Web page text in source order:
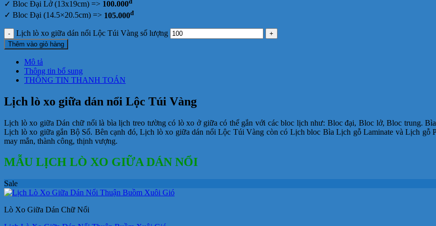
✓ Bloc Đại Lở (13x19cm) => 100.000
✓ Bloc Đại (14.5×20.5cm) => 105.000đ
Lịch lò xo giữa dán nổi Lộc Túi Vàng số lượng
Thêm vào giỏ hàng
Mô tả
Thông tin bổ sung
THÔNG TIN THANH TOÁN
Lịch lò xo giữa dán nổi Lộc Túi Vàng
Lịch lò xo giữa Dán chữ nổi là bìa lịch treo tường có lò xo ở giữa có thể gắn với các bloc lịch như: Bloc đại, Bloc lở, Bloc trung.
Lịch lò xo giữa gắn Bộ Số. Bên cạnh đó, Lịch lò xo giữa dán nổi Lộc Túi Vàng còn có Lịch bloc Bìa Lịch gỗ Laminate và Lịch gỗ
may mắn, thành công, thịnh vượng.
MẪU LỊCH LÒ XO GIỮA DÁN NỔI
Sale
Lò Xo Giữa Dán Chữ Nổi